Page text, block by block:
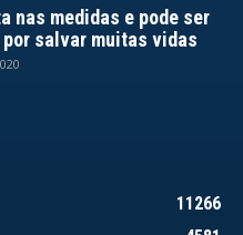
nas medidas e pode ser
salvar muitas vidas
11266